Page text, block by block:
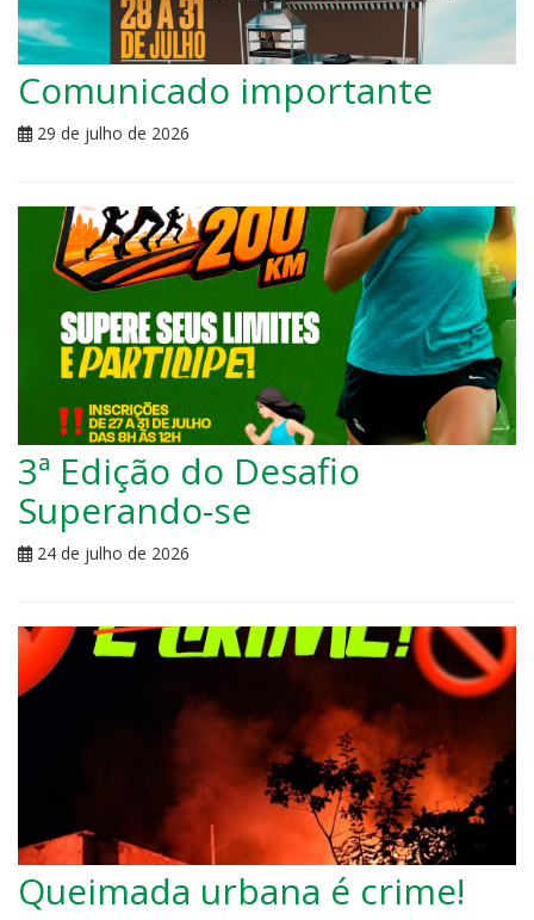
Comunicado importante
29 de julho de 2026
3ª Edição do Desafio
Superando-se
24 de julho de 2026
Queimada urbana é crime!